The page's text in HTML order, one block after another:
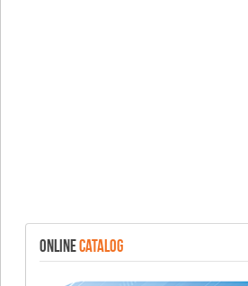
ONLINECATALOG